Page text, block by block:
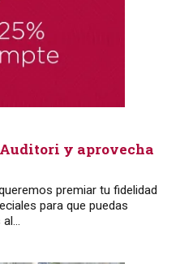
y aprovecha
premiar tu fidelidad
para que puedas